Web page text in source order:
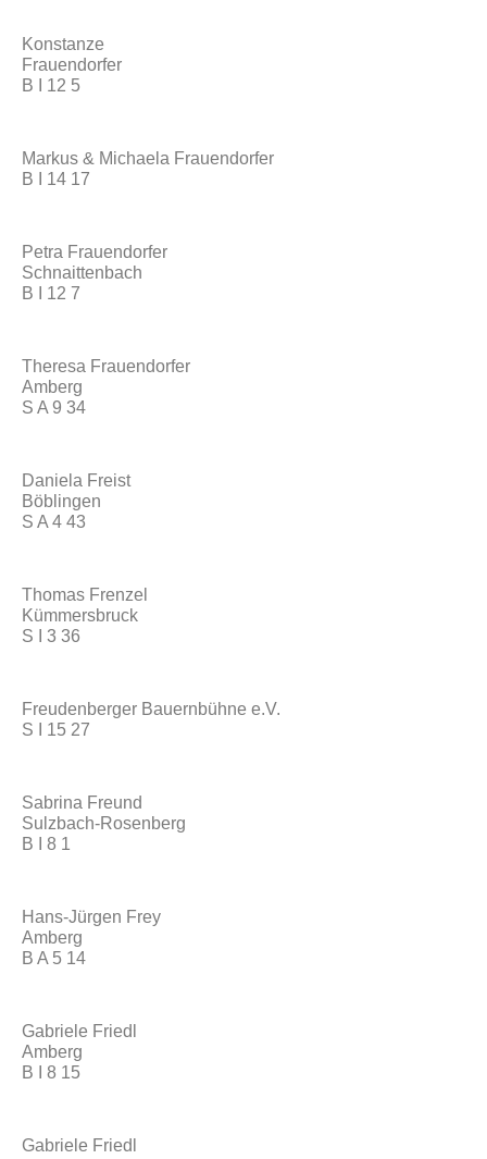
Konstanze
Frauendorfer
B I 12 5
Markus & Michaela Frauendorfer
B I 14 17
Petra Frauendorfer
Schnaittenbach
B I 12 7
Theresa Frauendorfer
Amberg
S A 9 34
Daniela Freist
Böblingen
S A 4 43
Thomas Frenzel
Kümmersbruck
S I 3 36
Freudenberger Bauernbühne e.V.
S I 15 27
Sabrina Freund
Sulzbach-Rosenberg
B I 8 1
Hans-Jürgen Frey
Amberg
B A 5 14
Gabriele Friedl
Amberg
B I 8 15
Gabriele Friedl